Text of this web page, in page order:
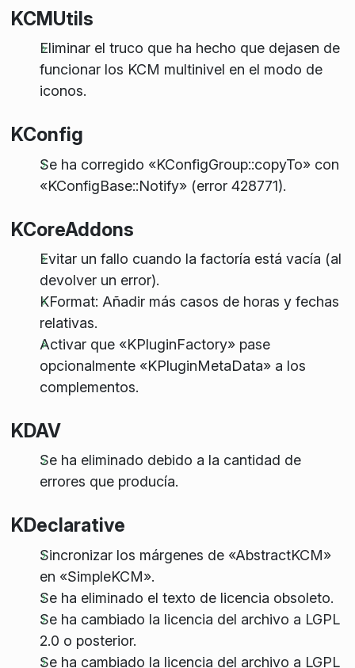
KCMUtils
Eliminar el truco que ha hecho que dejasen de
funcionar los KCM multinivel en el modo de
iconos.
KConfig
Se ha corregido «KConfigGroup::copyTo» con
«KConfigBase::Notify» (error 428771).
KCoreAddons
Evitar un fallo cuando la factoría está vacía (al
devolver un error).
KFormat: Añadir más casos de horas y fechas
relativas.
Activar que «KPluginFactory» pase
opcionalmente «KPluginMetaData» a los
complementos.
KDAV
Se ha eliminado debido a la cantidad de
errores que producía.
KDeclarative
Sincronizar los márgenes de «AbstractKCM»
en «SimpleKCM».
Se ha eliminado el texto de licencia obsoleto.
Se ha cambiado la licencia del archivo a LGPL
2.0 o posterior.
Se ha cambiado la licencia del archivo a LGPL